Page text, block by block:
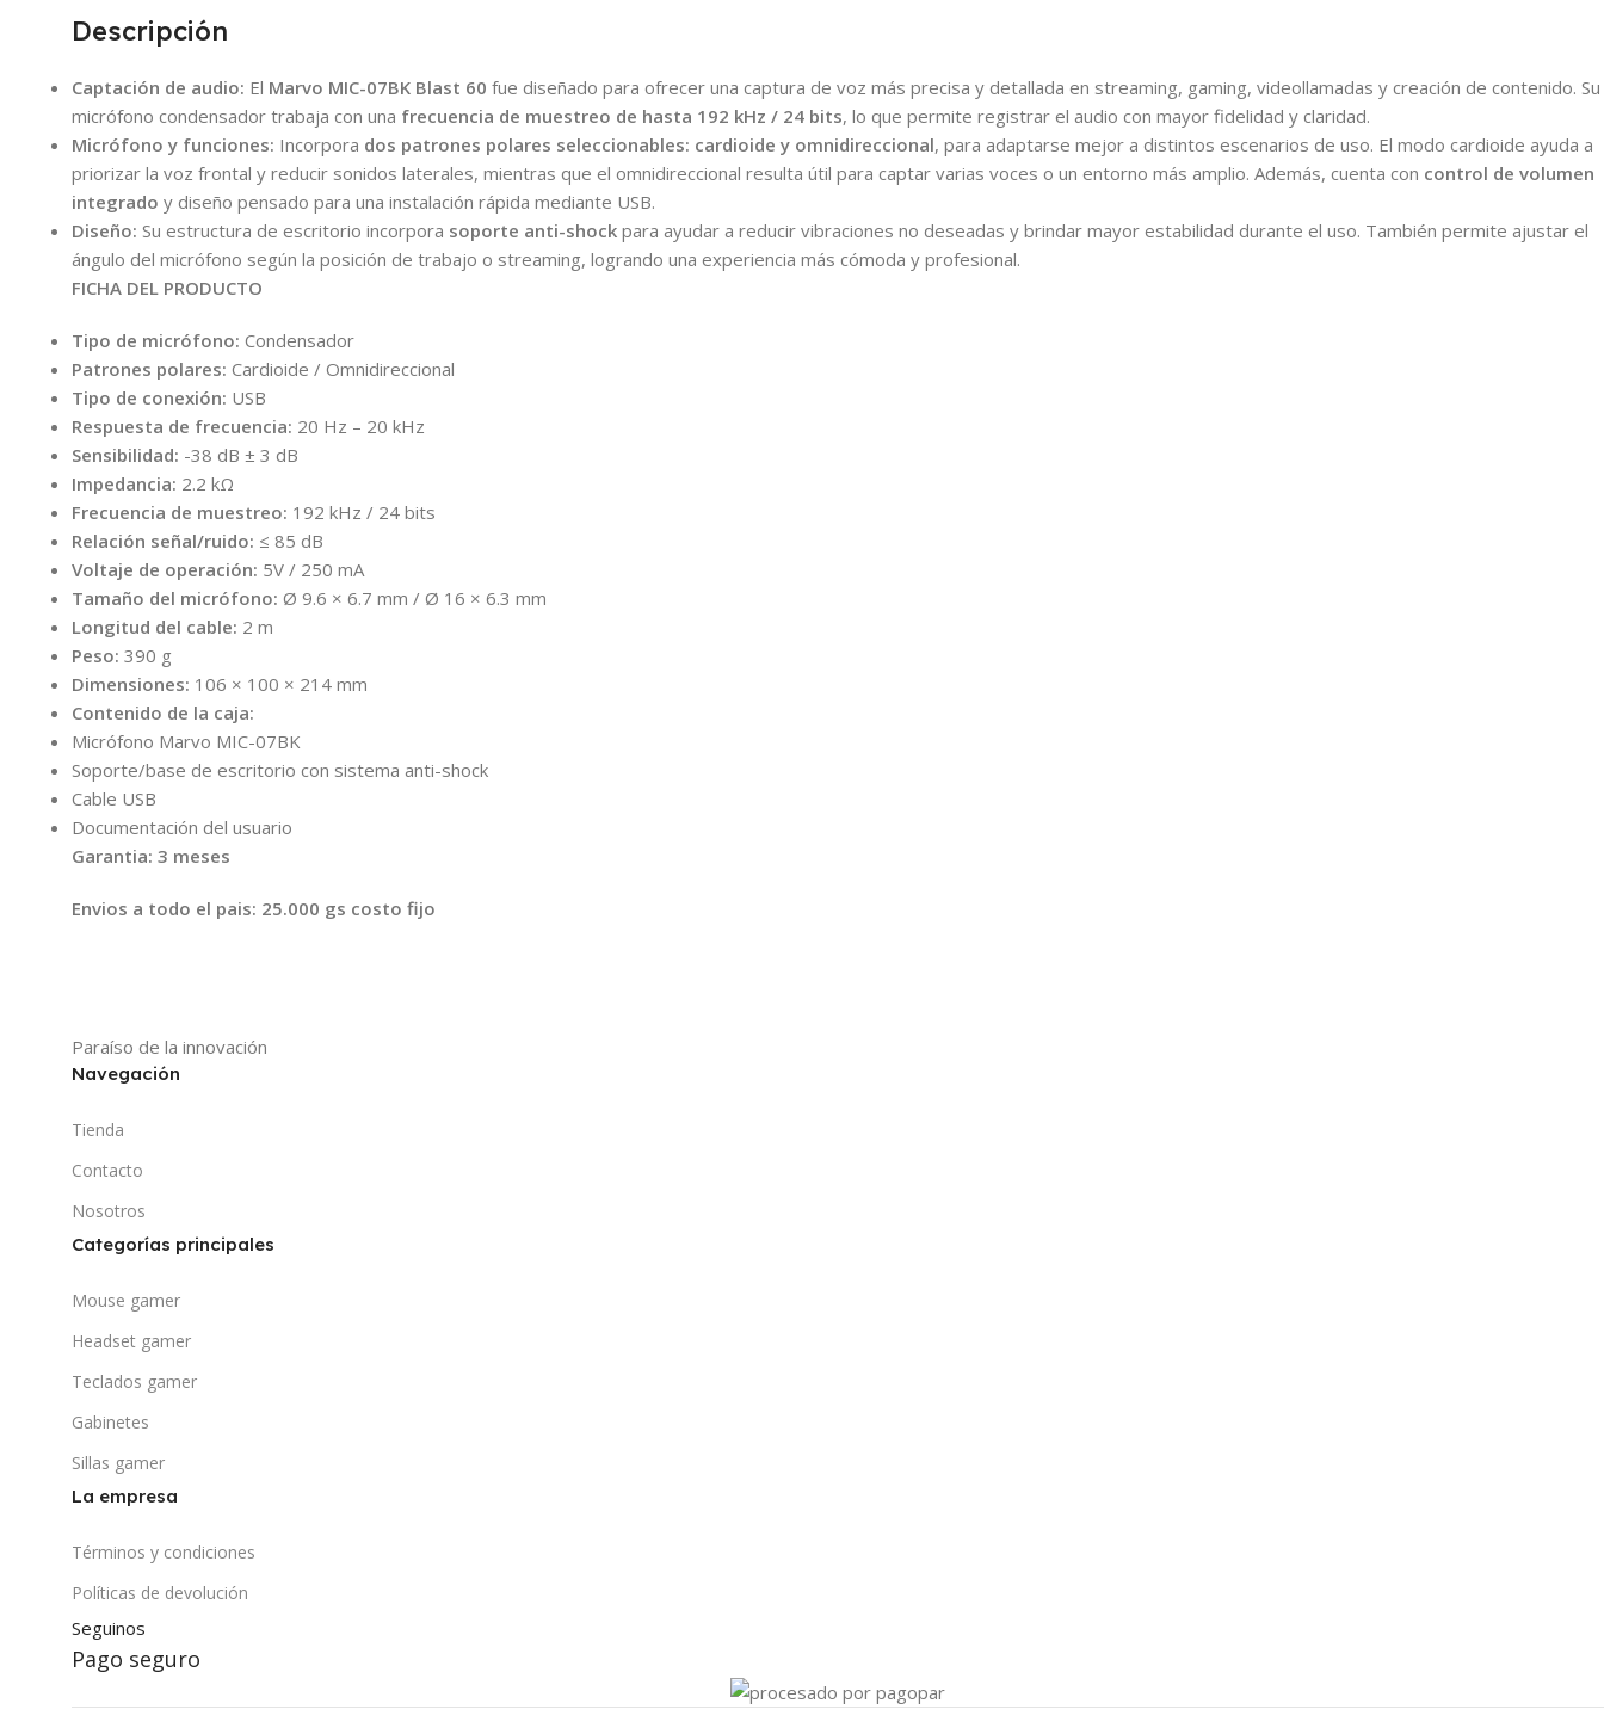
Descripción
Captación de audio: El Marvo MIC-07BK Blast 60 fue diseñado para ofrecer una captura de voz más precisa y detallada en streaming, gaming, videollamadas y creación de contenido. Su
micrófono condensador trabaja con una frecuencia de muestreo de hasta 192 kHz / 24 bits, lo que permite registrar el audio con mayor fidelidad y claridad.
Micrófono y funciones: Incorpora dos patrones polares seleccionables: cardioide y omnidireccional, para adaptarse mejor a distintos escenarios de uso. El modo cardioide ayuda a
priorizar la voz frontal y reducir sonidos laterales, mientras que el omnidireccional resulta útil para captar varias voces o un entorno más amplio. Además, cuenta con control de volumen
integrado y diseño pensado para una instalación rápida mediante USB.
Diseño: Su estructura de escritorio incorpora soporte anti-shock para ayudar a reducir vibraciones no deseadas y brindar mayor estabilidad durante el uso. También permite ajustar el
ángulo del micrófono según la posición de trabajo o streaming, logrando una experiencia más cómoda y profesional.
FICHA DEL PRODUCTO
Tipo de micrófono: Condensador
Patrones polares: Cardioide / Omnidireccional
Tipo de conexión: USB
Respuesta de frecuencia: 20 Hz – 20 kHz
Sensibilidad: -38 dB ± 3 dB
Impedancia: 2.2 kΩ
Frecuencia de muestreo: 192 kHz / 24 bits
Relación señal/ruido: ≤ 85 dB
Voltaje de operación: 5V / 250 mA
Tamaño del micrófono: Ø 9.6 × 6.7 mm / Ø 16 × 6.3 mm
Longitud del cable: 2 m
Peso: 390 g
Dimensiones: 106 × 100 × 214 mm
Contenido de la caja:
Micrófono Marvo MIC-07BK
Soporte/base de escritorio con sistema anti-shock
Cable USB
Documentación del usuario
Garantia: 3 meses
Envios a todo el pais: 25.000 gs costo fijo
Paraíso de la innovación
Navegación
Tienda
Contacto
Nosotros
Categorías principales
Mouse gamer
Headset gamer
Teclados gamer
Gabinetes
Sillas gamer
La empresa
Términos y condiciones
Políticas de devolución
Seguinos
Pago seguro